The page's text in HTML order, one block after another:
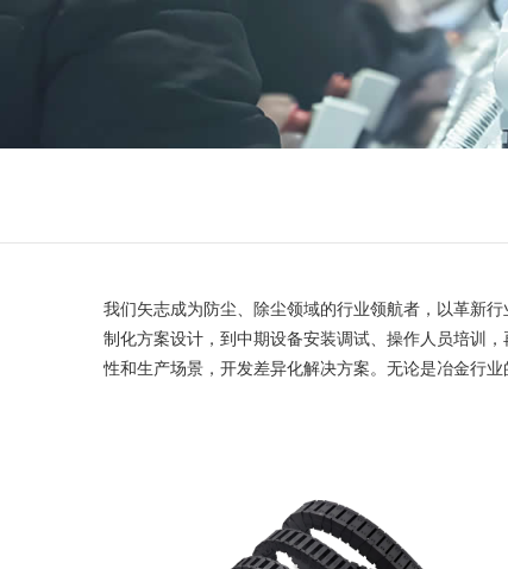
我们矢志成为防尘、除尘领域的行业领航者，以革新
制化方案设计，到中期设备安装调试、操作人员培训
性和生产场景，开发差异化解决方案。无论是冶金行